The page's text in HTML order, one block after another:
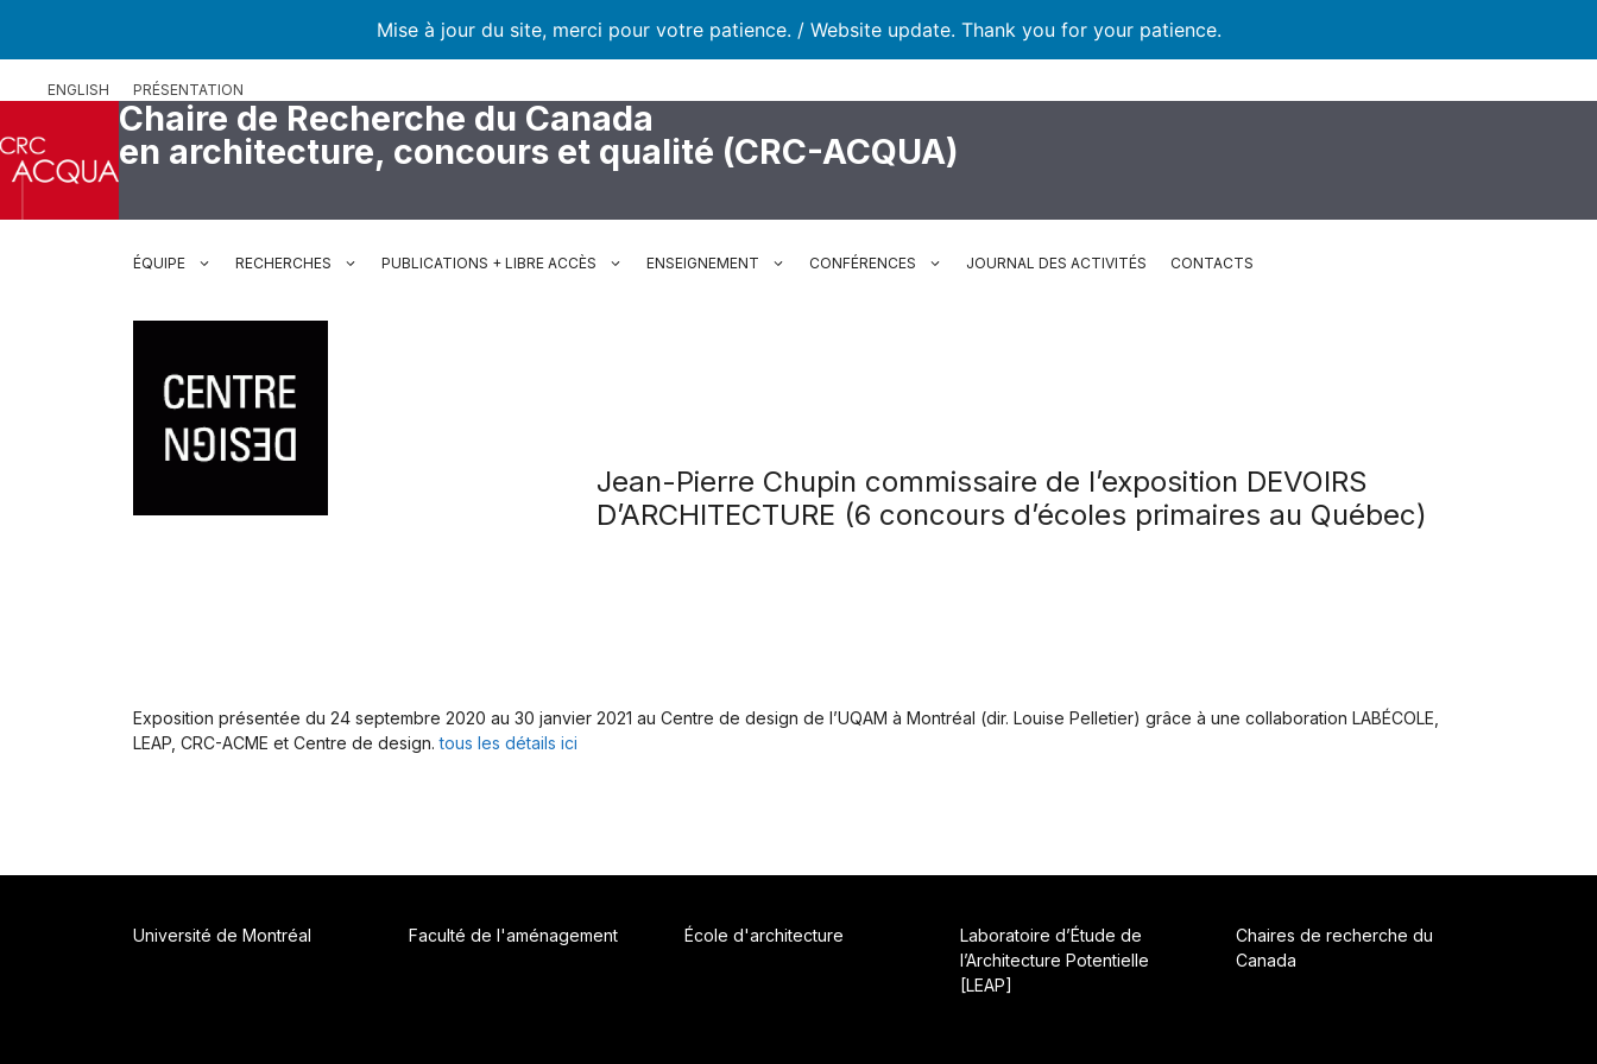
Mise à jour du site, merci pour votre patience. / Website update. Thank you for your patience.
ENGLISH PRÉSENTATION
Chaire de Recherche du Canada
en architecture, concours et qualité (CRC-ACQUA)
ÉQUIPE RECHERCHES PUBLICATIONS + LIBRE ACCÈS ENSEIGNEMENT CONFÉRENCES JOURNAL DES ACTIVITÉS CONTACTS
Jean-Pierre Chupin commissaire de l’exposition DEVOIRS
D’ARCHITECTURE (6 concours d’écoles primaires au Québec)
Exposition présentée du 24 septembre 2020 au 30 janvier 2021 au Centre de design de l’UQAM à Montréal (dir. Louise Pelletier) grâce à une collaboration LABÉCOLE,
LEAP, CRC-ACME et Centre de design.tous les détails ici
Université de Montréal Faculté de l'aménagement École d'architecture
Laboratoire d’Étude de
l’Architecture Potentielle
[LEAP]
Chaires de recherche du
Canada